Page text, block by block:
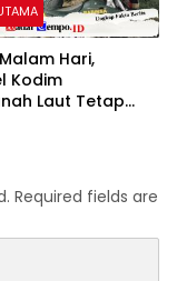
Hari,
Kodim
Laut Tetap
Required fields are